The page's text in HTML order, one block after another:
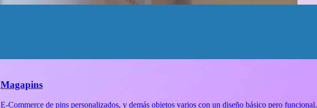
Magapins
E-Commerce de pins personalizados, y demás objetos varios con un diseño básico pero funcional.